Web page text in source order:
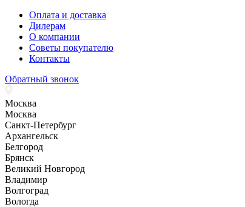
Оплата и доставка
Дилерам
О компании
Советы покупателю
Контакты
Обратный звонок
Москва
Москва
Санкт-Петербург
Архангельск
Белгород
Брянск
Великий Новгород
Владимир
Волгоград
Вологда